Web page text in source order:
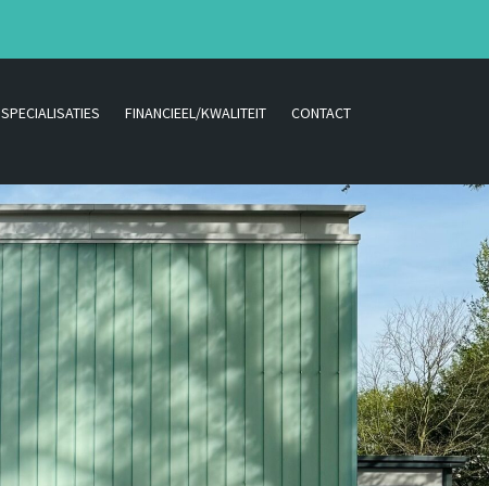
SPECIALISATIES FINANCIEEL/KWALITEIT CONTACT